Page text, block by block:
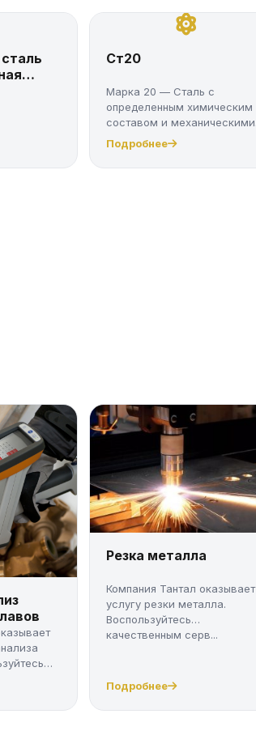
ГОСТ
Ст20
Марка 20 — Сталь с
определенным химическим
составом и механическими
свойствами....
Подробнее
Резка металла
Компания Тантал оказывает
услугу резки металла.
Воспользуйтесь
качественным серв...
Подробнее